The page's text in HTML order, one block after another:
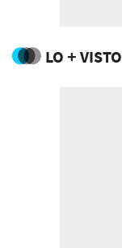
LO + VISTO